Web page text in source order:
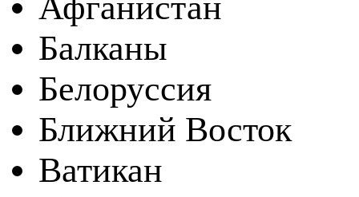
Балканы
Белоруссия
Ближний Восток
Ватикан